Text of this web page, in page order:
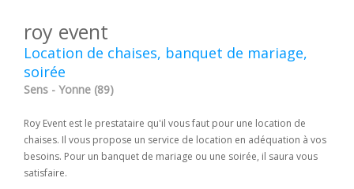
roy event
Location de chaises, banquet de mariage,
soirée
Sens - Yonne (89)
Roy Event est le prestataire qu'il vous faut pour une location de
chaises. Il vous propose un service de location en adéquation à vos
besoins. Pour un banquet de mariage ou une soirée, il saura vous
satisfaire.